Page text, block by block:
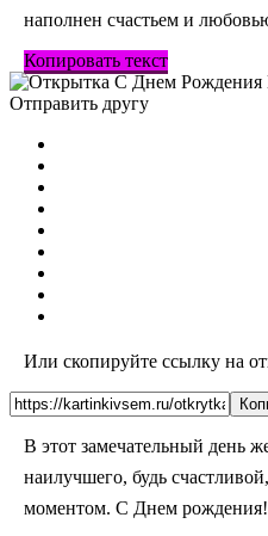
наполнен счастьем и
Копировать текст
Отправить другу
Или скопируйте ссылку на
В этот замечательный день
наилучшего, будь
моментом. С Днем рождения!